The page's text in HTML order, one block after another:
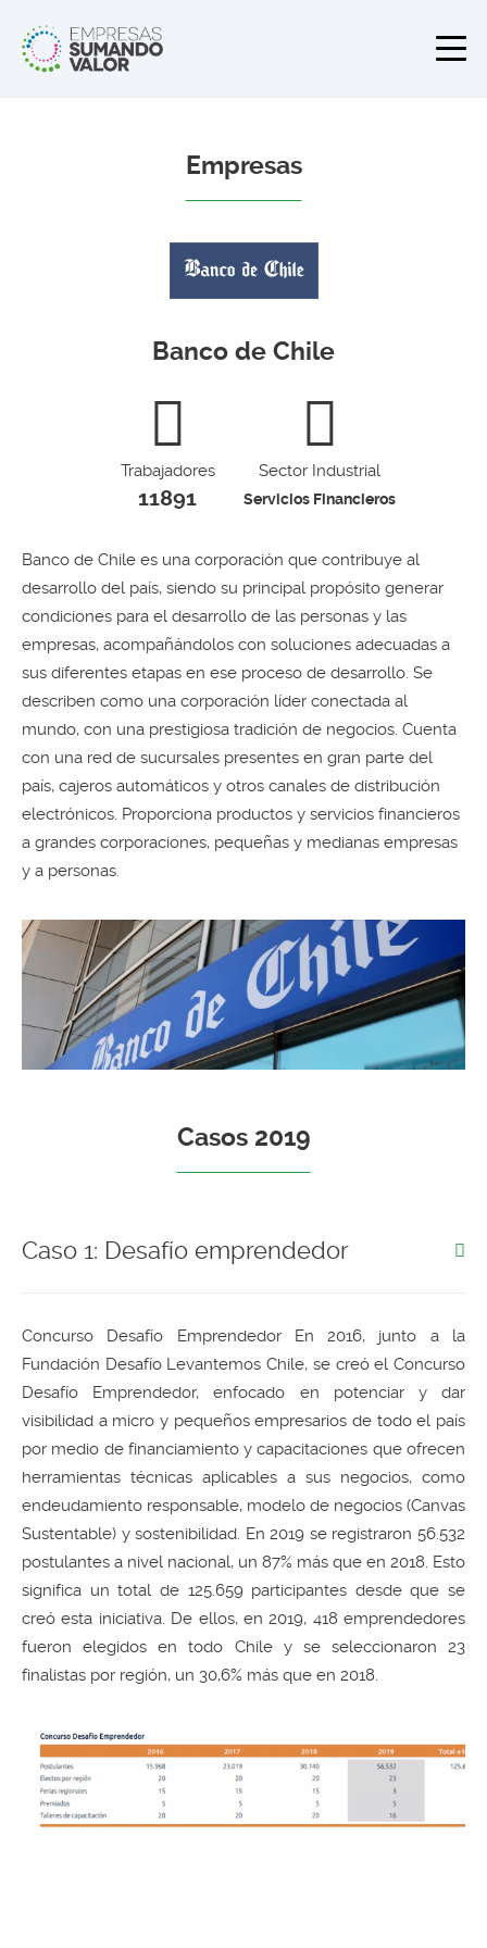
Empresas
Banco de Chile
Banco de Chile es una corporación que contribuye al
desarrollo del país, siendo su principal propósito generar
condiciones para el desarrollo de las personas y las
empresas, acompañándolos con soluciones adecuadas a
sus diferentes etapas en ese proceso de desarrollo. Se
describen como una corporación líder conectada al
mundo, con una prestigiosa tradición de negocios. Cuenta
con una red de sucursales presentes en gran parte del
país, cajeros automáticos y otros canales de distribución
electrónicos. Proporciona productos y servicios financieros
a grandes corporaciones, pequeñas y medianas empresas
y a personas.
Trabajadores
11891
Sector Industrial
Servicios Financieros
Casos 2019
Caso 1: Desafío emprendedor
Concurso Desafío Emprendedor En 2016, junto a la
Fundación Desafío Levantemos Chile, se creó el Concurso
Desafío Emprendedor, enfocado en potenciar y dar
visibilidad a micro y pequeños empresarios de todo el país
por medio de financiamiento y capacitaciones que ofrecen
herramientas técnicas aplicables a sus negocios, como
endeudamiento responsable, modelo de negocios (Canvas
Sustentable) y sostenibilidad. En 2019 se registraron 56.532
postulantes a nivel nacional, un 87% más que en 2018. Esto
significa un total de 125.659 participantes desde que se
creó esta iniciativa. De ellos, en 2019, 418 emprendedores
fueron elegidos en todo Chile y se seleccionaron 23
finalistas por región, un 30,6% más que en 2018.